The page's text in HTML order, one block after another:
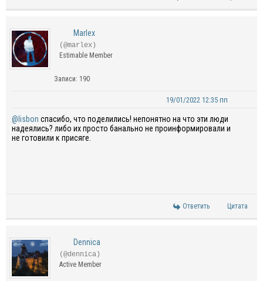
Marlex
(@marlex)
Estimable Member
Записи: 190
19/01/2022 12:35 пп
@lisbon спасибо, что поделились! непонятно на что эти люди
надеялись? либо их просто банально не проинформировали и
не готовили к присяге.
Ответить Цитата
Dennica
(@dennica)
Active Member